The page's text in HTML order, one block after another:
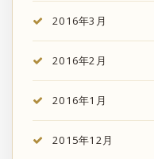
2016年3月
2016年2月
2016年1月
2015年12月